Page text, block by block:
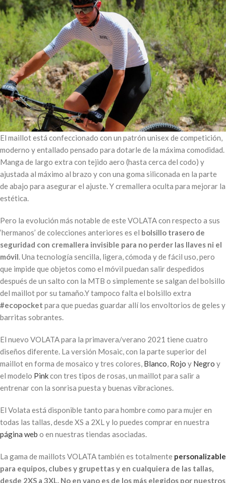
El maillot está confeccionado con un patrón unisex de competición,
moderno y entallado pensado para dotarle de la máxima comodidad.
Manga de largo extra con tejido aero (hasta cerca del codo) y
ajustada al máximo al brazo y con una goma siliconada en la parte
de abajo para asegurar el ajuste. Y cremallera oculta para mejorar la
estética.
Pero la evolución más notable de este VOLATA con respecto a sus
‘hermanos’ de colecciones anteriores es el bolsillo trasero de
seguridad con cremallera invisible para no perder las llaves ni el
móvil. Una tecnología sencilla, ligera, cómoda y de fácil uso, pero
que impide que objetos como el móvil puedan salir despedidos
después de un salto con la MTB o simplemente se salgan del bolsillo
del maillot por su tamaño.Y tampoco falta el bolsillo extra
#ecopocket para que puedas guardar allí los envoltorios de geles y
barritas sobrantes.
El nuevo VOLATA para la primavera/verano 2021 tiene cuatro
diseños diferente. La versión Mosaic, con la parte superior del
maillot en forma de mosaico y tres colores, Blanco, Rojo y Negro y
el modelo Pinkcon tres tipos de rosas, un maillot para salir a
entrenar con la sonrisa puesta y buenas vibraciones.
El Volata está disponible tanto para hombre como para mujer en
todas las tallas, desde XS a 2XL y lo puedes comprar en nuestra
página web o en nuestras tiendas asociadas.
La gama de maillots VOLATA también es totalmente personalizable
para equipos, clubes y grupettas y en cualquiera de las tallas,
desde 2XS a 3XL. No en vano es de los más elegidos por nuestros